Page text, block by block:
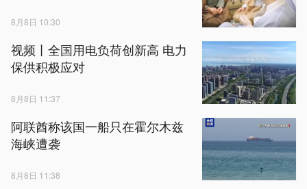
8月8日 10:30
视频丨全国用电负荷创新高 电力
保供积极应对
8月8日 11:37
阿联酋称该国一船只在霍尔木兹
海峡遭袭
8月8日 11:38